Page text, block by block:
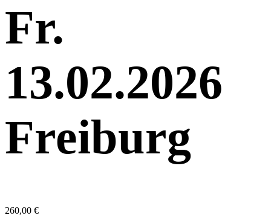
Fr.
13.02.2026
Freiburg
260,00 €